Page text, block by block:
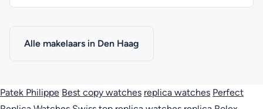
Alle makelaars in Den Haag
Patek Philippe Best copy watches replica watches Perfect